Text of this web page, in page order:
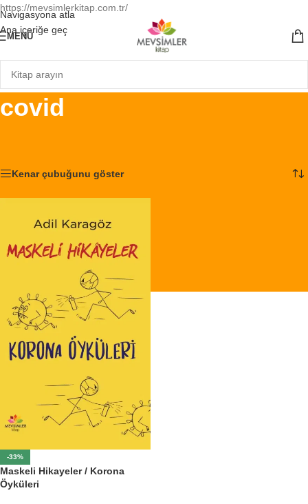
https://mevsimlerkitap.com.tr/
Navigasyona atla
Ana içeriğe geç
MENÜ
covid
Kenar çubuğunu göster
-33%
Maskeli Hikayeler / Korona
Öyküleri